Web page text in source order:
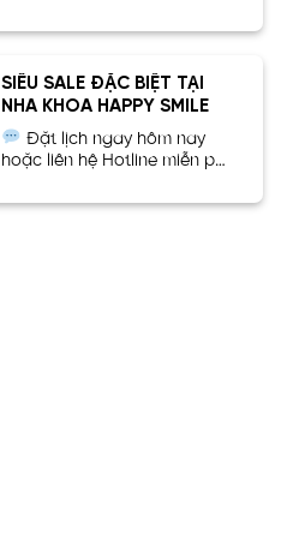
SIÊU SALE ĐẶC BIỆT TẠI
NHA KHOA HAPPY SMILE
Đặt lịch ngay hôm nay
hoặc liên hệ Hotline miễn phí